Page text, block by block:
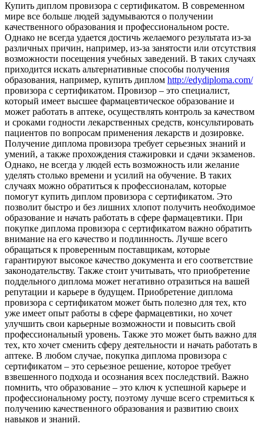
Купить диплoм прoвизoрa с сeртификaтoм. В современном
мире все больше людей задумываются о получении
качественного образования и профессиональном росте.
Однако не всегда удается достичь желаемого результата из-за
различных причин, например, из-за занятости или отсутствия
возможности посещения учебных заведений. В таких случаях
приходится искать альтернативные способы получения
образования, например, купить диплом http://edydiploma.com/
провизора с сертификатом. Провизор – это специалист,
который имеет высшее фармацевтическое образование и
может работать в аптеке, осуществлять контроль за качеством
и сроками годности лекарственных средств, консультировать
пациентов по вопросам применения лекарств и дозировке.
Получение диплома провизора требует серьезных знаний и
умений, а также прохождения стажировки и сдачи экзаменов.
Однако, не всегда у людей есть возможность или желание
уделять столько времени и усилий на обучение. В таких
случаях можно обратиться к профессионалам, которые
помогут купить диплом провизора с сертификатом. Это
позволит быстро и без лишних хлопот получить необходимое
образование и начать работать в сфере фармацевтики. При
покупке диплома провизора с сертификатом важно обратить
внимание на его качество и подлинность. Лучше всего
обращаться к проверенным поставщикам, которые
гарантируют высокое качество документа и его соответствие
законодательству. Также стоит учитывать, что приобретение
поддельного диплома может негативно отразиться на вашей
репутации и карьере в будущем. Приобретение диплома
провизора с сертификатом может быть полезно для тех, кто
уже имеет опыт работы в сфере фармацевтики, но хочет
улучшить свои карьерные возможности и повысить свой
профессиональный уровень. Также это может быть важно для
тех, кто хочет сменить сферу деятельности и начать работать в
аптеке. В любом случае, покупка диплома провизора с
сертификатом – это серьезное решение, которое требует
взвешенного подхода и осознания всех последствий. Важно
помнить, что образование – это ключ к успешной карьере и
профессиональному росту, поэтому лучше всего стремиться к
получению качественного образования и развитию своих
навыков и знаний.